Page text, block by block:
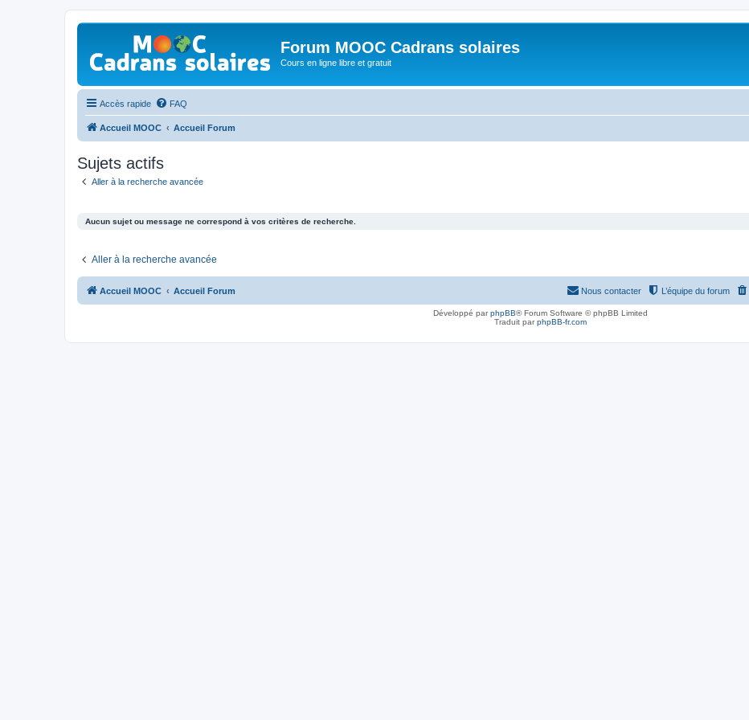
Forum MOOC Cadrans solaires
Cours en ligne libre et gratuit
Accès rapide FAQ
Accueil MOOC Accueil Forum
Sujets actifs
Aller à la recherche avancée
Aucun sujet ou message ne correspond à vos critères de recherche.
Aller à la recherche avancée
Accueil MOOC Accueil Forum L’équipe du forum
Nous contacter
Développé parphpBB® Forum Software © phpBB Limited
Traduit parphpBB-fr.com